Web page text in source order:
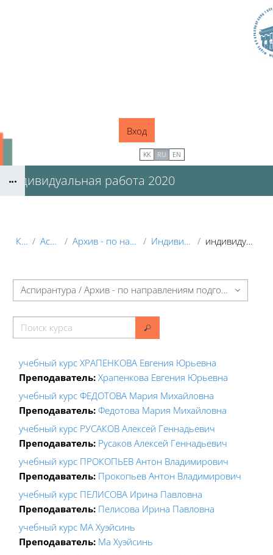
Вход
KK RU EN
индивидуальная работа 2020
Курсы Аспирантура Архив - по направлениям подготовки Индивидуальная работа индивидуальная работа 2020
Категории курсов
Поиск курса
Поиск курса
учебный курс ХРАПЕНКОВА Евгения Юрьевна
Преподаватель: Храпенкова Евгения Юрьевна
учебный курс ФЕДОТОВА Мария Михайловна
Преподаватель: Федотова Мария Михайловна
учебный курс РУСАКОВ Алексей Геннадьевич
Преподаватель: Русаков Алексей Геннадьевич
учебный курс ПРОКОПЬЕВ Антон Владимирович
Преподаватель: Прокопьев Антон Владимирович
учебный курс ПЕЛИСОВА Ирина Павловна
Преподаватель: Пелисова Ирина Павловна
учебный курс МА Хуэйсинь
Преподаватель: Ма Хуэйсинь